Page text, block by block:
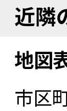
近隣
地図
市区